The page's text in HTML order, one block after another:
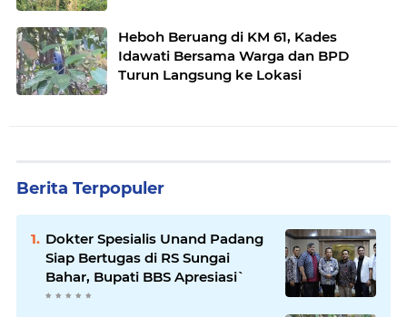
Heboh Beruang di KM 61, Kades
Idawati Bersama Warga dan BPD
Turun Langsung ke Lokasi
Berita Terpopuler
Dokter Spesialis Unand Padang
Siap Bertugas di RS Sungai
Bahar, Bupati BBS Apresiasi`